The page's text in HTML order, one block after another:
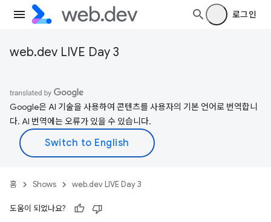
로그인
web.dev LIVE Day 3
Google은 AI 기술을 사용하여 콘텐츠를 사용자의 기본 언어로 번역합니
다. AI 번역에는 오류가 있을 수 있습니다.
홈 Shows web.dev LIVE Day 3
도움이 되었나요?